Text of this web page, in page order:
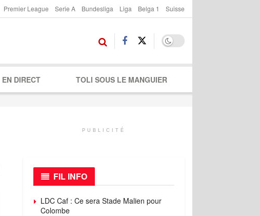
Premier League Serie A Bundesliga Liga Belga 1 Suisse
EN DIRECT TOLI SOUS LE MANGUIER
PUBLICITÉ
FIL INFO
LDC Caf : Ce sera Stade Malien pour
Colombe